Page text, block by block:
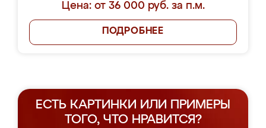
Цена: от 36 000 руб. за п.м.
ПОДРОБНЕЕ
ЕСТЬ КАРТИНКИ ИЛИ ПРИМЕРЫ
ТОГО, ЧТО НРАВИТСЯ?